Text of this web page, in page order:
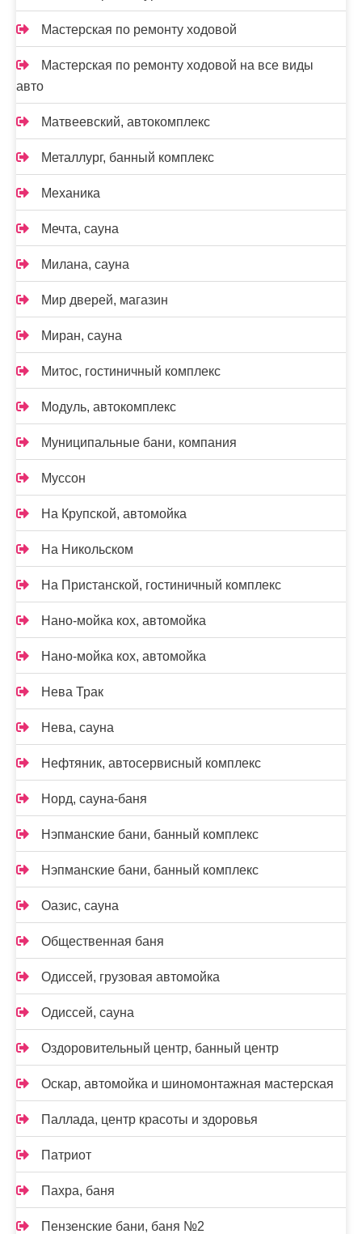
Мастерская по ремонту ходовой
Мастерская по ремонту ходовой на все виды
авто
Матвеевский, автокомплекс
Металлург, банный комплекс
Механика
Мечта, сауна
Милана, сауна
Мир дверей, магазин
Миран, сауна
Митос, гостиничный комплекс
Модуль, автокомплекс
Муниципальные бани, компания
Муссон
На Крупской, автомойка
На Никольском
На Пристанской, гостиничный комплекс
Нано-мойка кох, автомойка
Нано-мойка кох, автомойка
Нева Трак
Нева, сауна
Нефтяник, автосервисный комплекс
Норд, сауна-баня
Нэпманские бани, банный комплекс
Нэпманские бани, банный комплекс
Оазис, сауна
Общественная баня
Одиссей, грузовая автомойка
Одиссей, сауна
Оздоровительный центр, банный центр
Оскар, автомойка и шиномонтажная мастерская
Паллада, центр красоты и здоровья
Патриот
Пахра, баня
Пензенские бани, баня №2